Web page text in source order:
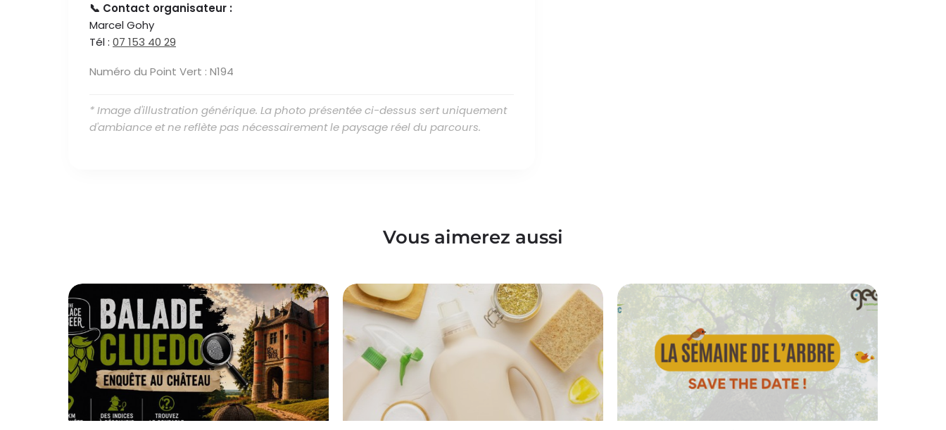
📞 Contact organisateur :
Marcel Gohy
Tél : 07 153 40 29
Numéro du Point Vert : N194
* Image d'illustration générique. La photo présentée ci-dessus sert uniquement
d'ambiance et ne reflète pas nécessairement le paysage réel du parcours.
Vous aimerez aussi